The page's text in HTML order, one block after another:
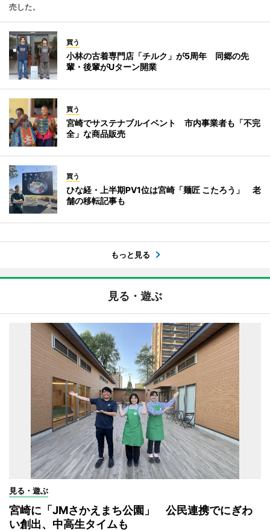
売した。
買う
小林の古着専門店「チルク」が5周年 同郷の先
輩・後輩がUターン開業
買う
宮崎でサステナブルイベント 市内事業者も「不完
全」な商品販売
買う
ひな経・上半期PV1位は宮崎「麺匠 こたろう」 老
舗の移転記事も
もっと見る
見る・遊ぶ
見る・遊ぶ
宮崎に「JMさかえまち公園」 公民連携でにぎわ
い創出、中高生タイムも